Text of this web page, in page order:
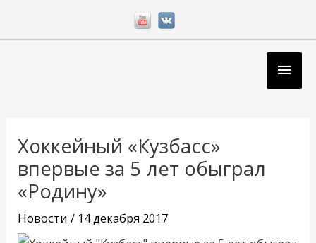
Хоккейный «Кузбасс»
впервые за 5 лет обыграл
«Родину»
Новости / 14 декабря 2017
записям